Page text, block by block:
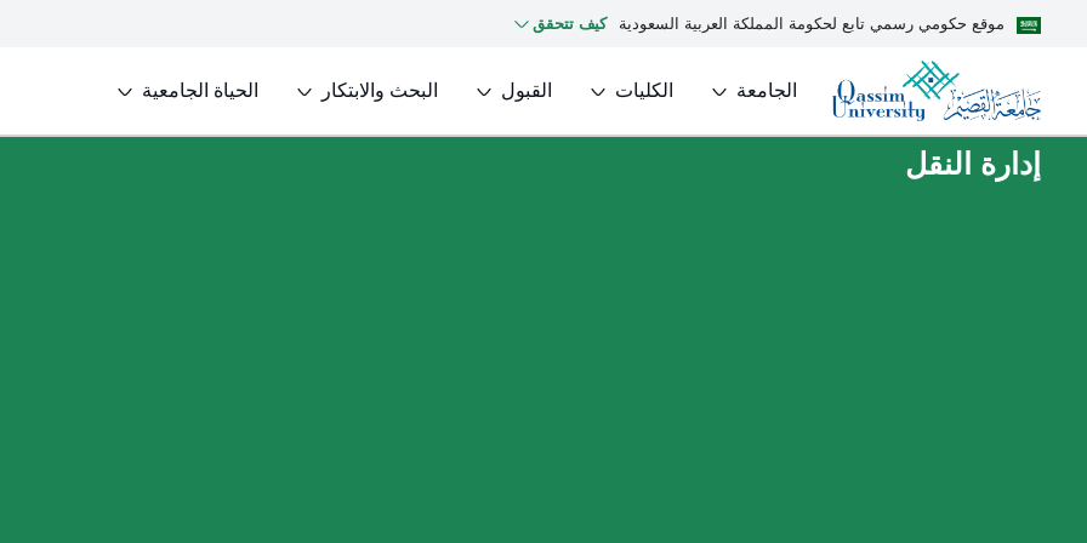
موقع حكومي رسمي تابع لحكومة المملكة العربية السعودية كيف تتحقق
الجامعة الكليات القبول البحث والابتكار الحياة الجامعية
إدارة النقل